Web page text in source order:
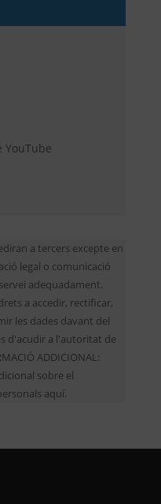
YouTube
a tercers excepte en
legal o comunicació
adequadament.
a accedir, rectificar,
les dades davant del
d'acudir a l'autoritat de
ADDICIONAL:
sobre el
aquí.